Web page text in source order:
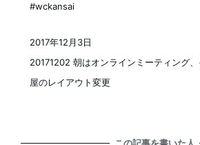
#wckansai
20171202 朝はオンラインミーティング
屋のレイアウト変更
2017年12月3日
この記事を書いた人